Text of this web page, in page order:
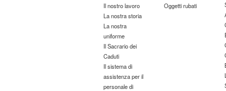
Il nostro lavoro
La nostra storia
La nostra
uniforme
Il Sacrario dei
Caduti
Il sistema di
assistenza per il
personale di
Oggetti rubati